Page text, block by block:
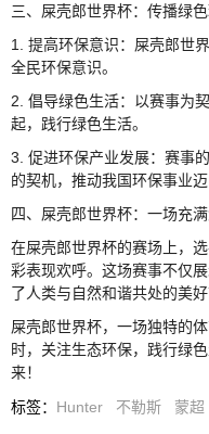
三、屎壳郎世界杯：传播绿
1. 提高环保意识：屎壳郎世
全民环保意识。
2. 倡导绿色生活：以赛事为
起，践行绿色生活。
3. 促进环保产业发展：赛事
的契机，推动我国环保事业迈
四、屎壳郎世界杯：一场充
在屎壳郎世界杯的赛场上，
彩表现欢呼。这场赛事不仅
了人类与自然和谐共处的美好
屎壳郎世界杯，一场独特的
时，关注生态环保，践行绿
来！
标签： Hunter 不勒斯 蒙超